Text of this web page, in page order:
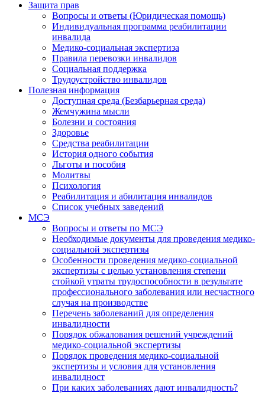
Защита прав
Вопросы и ответы (Юридическая помощь)
Индивидуальная программа реабилитации
инвалида
Медико-социальная экспертиза
Правила перевозки инвалидов
Социальная поддержка
Трудоустройство инвалидов
Полезная информация
Доступная среда (Безбарьерная среда)
Жемчужина мысли
Болезни и состояния
Здоровье
Средства реабилитации
История одного события
Льготы и пособия
Молитвы
Психология
Реабилитация и абилитация инвалидов
Список учебных заведений
МСЭ
Вопросы и ответы по МСЭ
Необходимые документы для проведения медико-
социальной экспертизы
Особенности проведения медико-социальной
экспертизы с целью установления степени
стойкой утраты трудоспособности в результате
профессионального заболевания или несчастного
случая на производстве
Перечень заболеваний для определения
инвалидности
Порядок обжалования решений учреждений
медико-социальной экспертизы
Порядок проведения медико-социальной
экспертизы и условия для установления
инвалидност
При каких заболеваниях дают инвалидность?